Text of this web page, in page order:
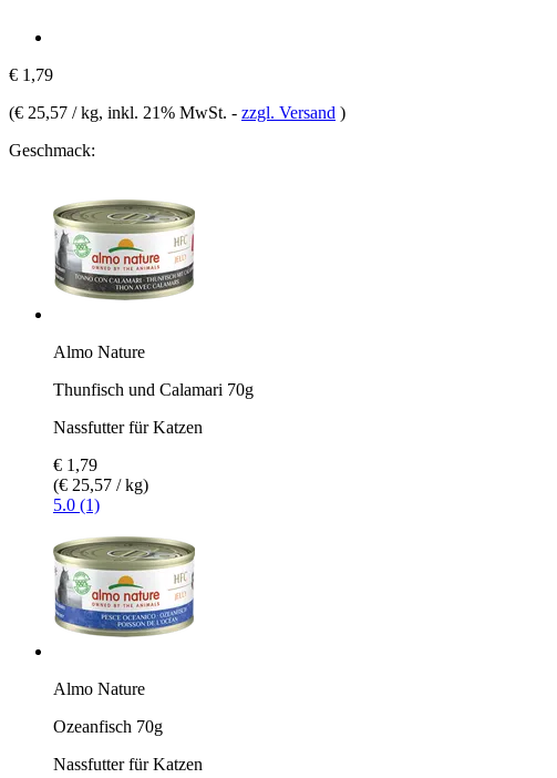
€ 1,79
(€ 25,57 / kg, inkl. 21% MwSt. - zzgl. Versand )
Geschmack:
Almo Nature
Thunfisch und Calamari 70g
Nassfutter für Katzen
€ 1,79
(€ 25,57 / kg)
5.0 (1)
Almo Nature
Ozeanfisch 70g
Nassfutter für Katzen